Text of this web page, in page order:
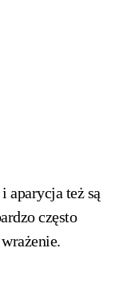
aparycja też są
często